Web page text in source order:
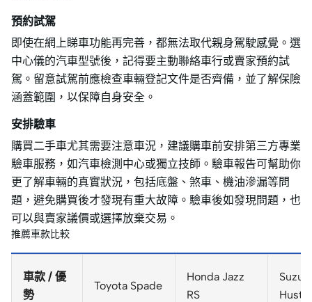
預約試駕
即使在網上睇車功能再完善，都無法取代親身駕駛感覺。選
中心儀的汽車型號後，記得要主動聯絡車行或賣家預約試
駕。留意試駕前應檢查車輛登記文件是否齊備，並了解保險
涵蓋範圍，以保障自身安全。
安排驗車
購買二手車尤其需要注意車況，建議購車前安排第三方專業
驗車服務，如汽車檢測中心或獨立技師。驗車報告可幫助你
更了解車輛的真實狀況，包括底盤、煞車、機油滲漏等問
題，避免購買後才發現有重大故障。驗車後如發現問題，也
可以與賣家議價或選擇放棄交易。
推薦車款比較
車款 / 優
勢
Toyota Spade
Honda Jazz
RS
Suzuki